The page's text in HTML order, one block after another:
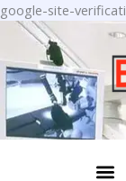
google-site-